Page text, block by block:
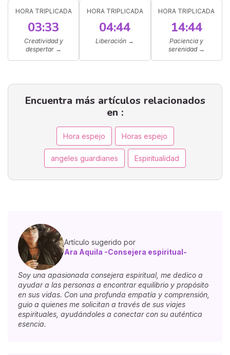
HORA TRIPLICADA
03:33
Creatividad y
despertar→
HORA TRIPLICADA
04:44
Liberación →
HORA TRIPLICADA
14:44
Paciencia y
serenidad→
Encuentra más artículos relacionados
en :
Hora espejo Horas espejo
angeles guardianes Espiritualidad
Artículo sugerido por
Ara Aquila -Consejera espiritual-
Soy una apasionada consejera espiritual, me dedico a
ayudar a las personas a encontrar equilibrio y propósito
en sus vidas. Con una profunda empatía y comprensión,
guio a quienes me solicitan a través de sus viajes
espirituales, ayudándoles a conectar con su auténtica
esencia.